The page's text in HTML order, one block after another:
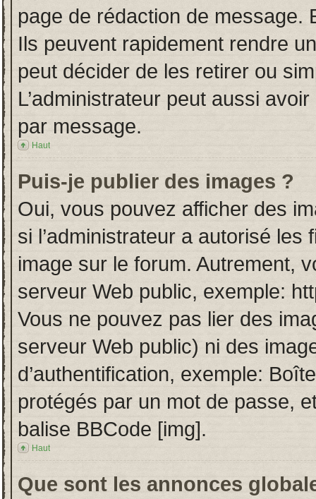
page de rédaction de message.
Ils peuvent rapidement rendre
peut décider de les retirer ou
L’administrateur peut aussi
par message.
Haut
Puis-je publier des images ?
Oui, vous pouvez afficher des
si l’administrateur a autorisé
image sur le forum. Autrement,
serveur Web public, exemple:
Vous ne pouvez pas lier des
serveur Web public) ni des
d’authentification, exemple:
protégés par un mot de passe,
balise BBCode [img].
Haut
Que sont les annonces